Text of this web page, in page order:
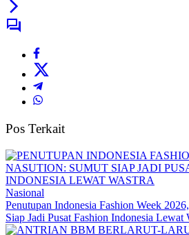
Pos Terkait
Nasional
Penutupan Indonesia Fashion Week
Siap Jadi Pusat Fashion Indonesia Lewat